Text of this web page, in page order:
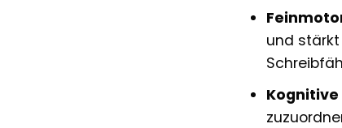
und stärkt
Kognitive